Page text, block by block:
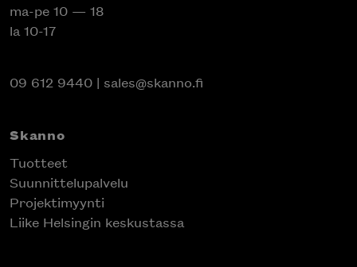
ma-pe 10 — 18
la 10-17
09 612 9440 | sales@skanno.fi
Skanno
Tuotteet
Suunnittelupalvelu
Projektimyynti
Liike Helsingin keskustassa